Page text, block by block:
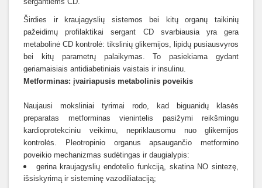
Širdies ir kraujagyslių sistemos bei kitų organų taikinių
pažeidimų profilaktikai sergant CD svarbiausia yra gera
metabolinė CD kontrolė: tikslinių glikemijos, lipidų pusiausvyros
bei kitų parametrų palaikymas. To pasiekiama gydant
geriamaisiais antidiabetiniais vaistais ir insulinu.
Metforminas: įvairiapusis metabolinis poveikis
Naujausi moksliniai tyrimai rodo, kad biguanidų klasės
preparatas metforminas vienintelis pasižymi reikšmingu
kardioprotekciniu veikimu, nepriklausomu nuo glikemijos
kontrolės. Pleotropinio organus apsaugančio metformino
poveikio mechanizmas sudėtingas ir daugialypis:
gerina kraujagyslių endotelio funkciją, skatina NO sintezę,
išsiskyrimą ir sisteminę vazodiliataciją;